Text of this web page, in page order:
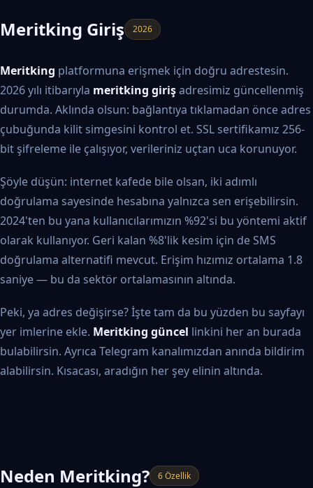
Meritking Giriş 2026
Meritking platformuna erişmek için doğru adrestesin.
2026 yılı itibarıyla meritking girişadresimiz güncellenmiş
durumda. Aklında olsun: bağlantıya tıklamadan önce adres
çubuğunda kilit simgesini kontrol et. SSL sertifikamız 256-
bit şifreleme ile çalışıyor, verileriniz uçtan uca korunuyor.
Şöyle düşün: internet kafede bile olsan, iki adımlı
doğrulama sayesinde hesabına yalnızca sen erişebilirsin.
2024'ten bu yana kullanıcılarımızın %92'si bu yöntemi aktif
olarak kullanıyor. Geri kalan %8'lik kesim için de SMS
doğrulama alternatifi mevcut. Erişim hızımız ortalama 1.8
saniye — bu da sektör ortalamasının altında.
Peki, ya adres değişirse? İşte tam da bu yüzden bu sayfayı
yer imlerine ekle. Meritking güncel linkini her an burada
bulabilirsin. Ayrıca Telegram kanalımızdan anında bildirim
alabilirsin. Kısacası, aradığın her şey elinin altında.
Neden Meritking? 6 Özellik